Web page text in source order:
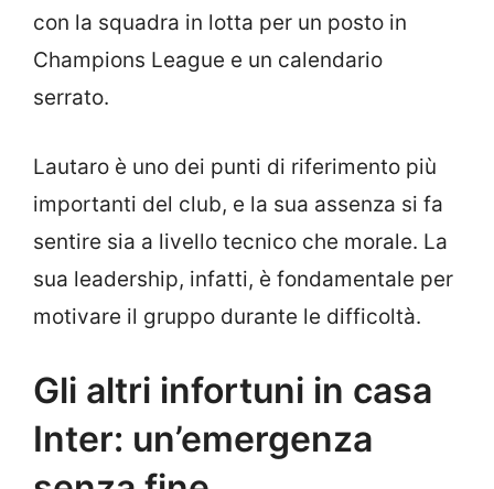
con la squadra in lotta per un posto in
Champions League e un calendario
serrato.
Lautaro è uno dei punti di riferimento più
importanti del club, e la sua assenza si fa
sentire sia a livello tecnico che morale. La
sua leadership, infatti, è fondamentale per
motivare il gruppo durante le difficoltà.
Gli altri infortuni in casa
Inter: un’emergenza